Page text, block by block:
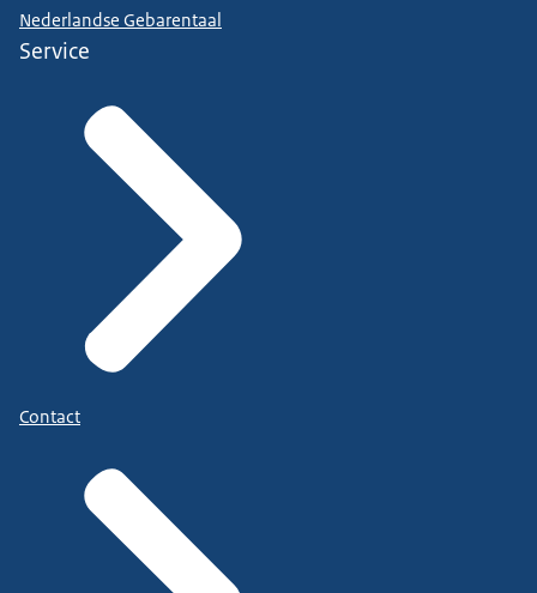
Nederlandse Gebarentaal
Service
Contact